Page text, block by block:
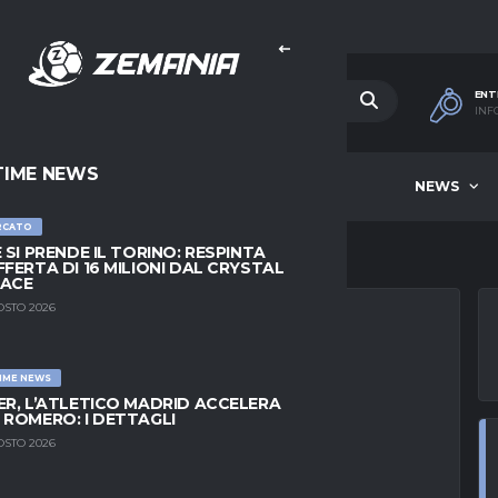
NEWS
NEWS
SI PRENDE IL TORINO: RESPINTA
DI 16 MILIONI DAL CRYSTAL
2026
NEWS
L’ATLETICO MADRID ACCELERA
ROMERO: I DETTAGLI
2026
AL MILAN:
GENNAIO